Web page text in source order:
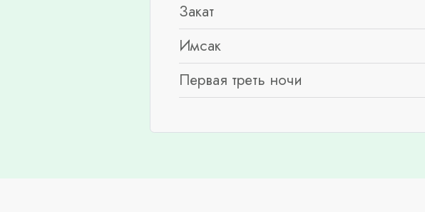
Закат
Имсак
Первая треть ночи